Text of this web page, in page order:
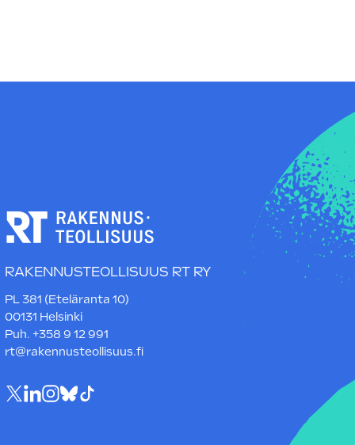
RAKENNUSTEOLLISUUS RT RY
PL 381 (Eteläranta 10)
00131 Helsinki
Puh. +358 9 12 991
rt@rakennusteollisuus.fi